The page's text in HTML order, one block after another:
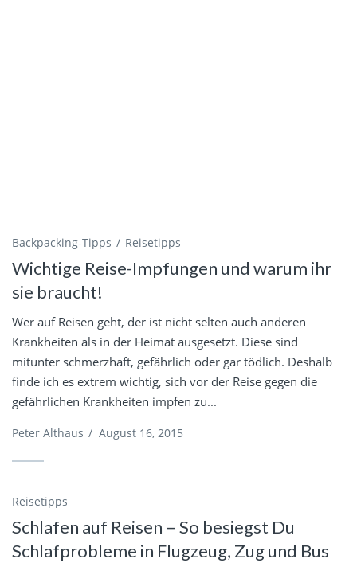
Backpacking-Tipps Reisetipps
Wichtige Reise-Impfungen und warum ihr
sie braucht!
Wer auf Reisen geht, der ist nicht selten auch anderen
Krankheiten als in der Heimat ausgesetzt. Diese sind
mitunter schmerzhaft, gefährlich oder gar tödlich. Deshalb
finde ich es extrem wichtig, sich vor der Reise gegen die
gefährlichen Krankheiten impfen zu...
Peter Althaus / August 16, 2015
Reisetipps
Schlafen auf Reisen – So besiegst Du
Schlafprobleme in Flugzeug, Zug und Bus